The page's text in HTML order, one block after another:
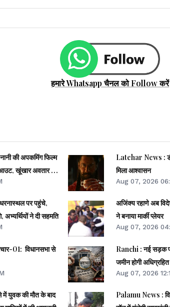
हमारे Whatsapp चैनल को Follow करें
की अपकमिंग फिल्म
आउट, खूंखार अवतार में
पर पहुंचे,
अभ्यर्थियों ने दी सहमति
01: विधानसभा से
Latehar News :
मिला आश्वासन
Aug 07, 2026
अजिंक्य रहाणे अब
ने बनाया मार्की प्लेयर
Aug 07, 2026
Ranchi : नई सड़क परियोजना आगे बढ़ी, कई गांवों की
जमीन होगी अधिग्रहित
Aug 07, 2026
Palamu News :